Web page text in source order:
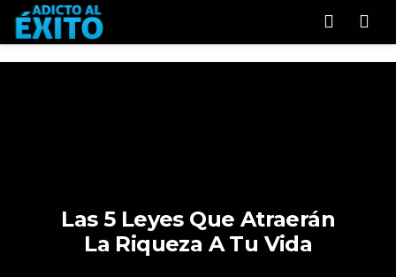
Las 5 Leyes Que Atraerán
La Riqueza A Tu Vida